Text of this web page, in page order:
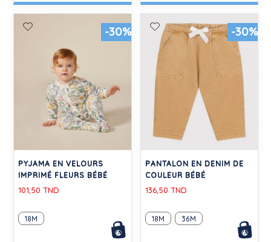
-30%
PYJAMA EN VELOURS
IMPRIMÉ FLEURS BÉBÉ
101,50 TND
18M
-30%
PANTALON EN DENIM DE
COULEUR BÉBÉ
136,50 TND
18M 36M